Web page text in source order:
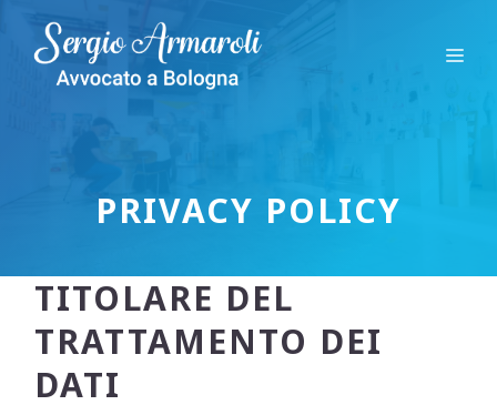
contenuto
PRIVACY POLICY
TITOLARE DEL
TRATTAMENTO DEI
DATI